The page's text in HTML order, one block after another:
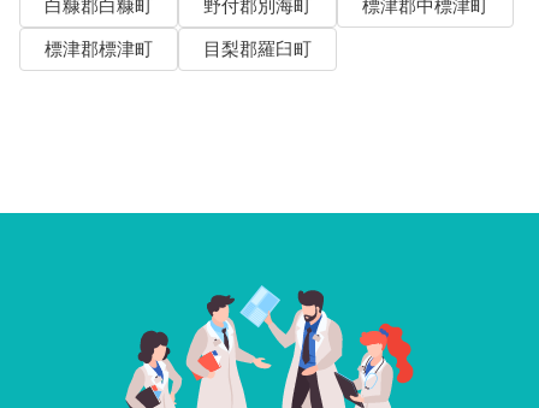
白糠郡白糠町
野付郡別海町
標津郡中標津町
標津郡標津町
目梨郡羅臼町